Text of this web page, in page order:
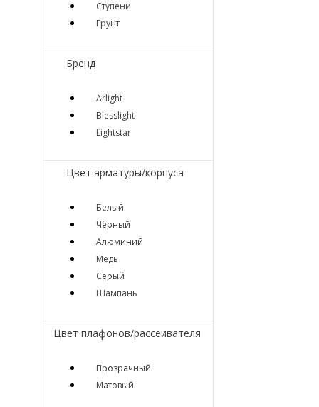
Ступени
Грунт
Бренд
Arlight
Blesslight
Lightstar
Цвет арматуры/корпуса
Белый
Чёрный
Алюминий
Медь
Серый
Шампань
Цвет плафонов/рассеивателя
Прозрачный
Матовый